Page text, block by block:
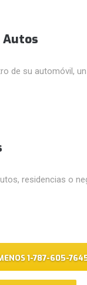
Autos
de su automóvil,
residencias o
1-787-605-